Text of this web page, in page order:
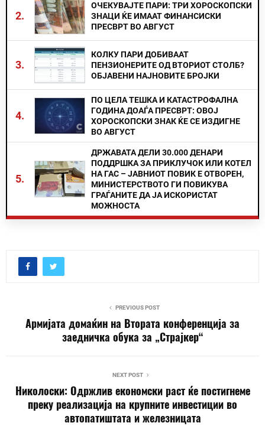
2.
ОЧЕКУВАЈТЕ ПАРИ: ТРИ ХОРОСКОПСКИ
ЗНАЦИ ЌЕ ИМААТ ФИНАНСИСКИ
ПРЕСВРТ ВО АВГУСТ
3.
КОЛКУ ПАРИ ДОБИВААТ
ПЕНЗИОНЕРИТЕ ОД ВТОРИОТ СТОЛБ?
ОБЈАВЕНИ НАЈНОВИТЕ БРОЈКИ
4.
ПО ЦЕЛА ТЕШКА И КАТАСТРОФАЛНА
ГОДИНА ДОАЃА ПРЕСВРТ: ОВОЈ
ХОРОСКОПСКИ ЗНАК ЌЕ СЕ ИЗДИГНЕ
ВО АВГУСТ
5.
ДРЖАВАТА ДЕЛИ 30.000 ДЕНАРИ
ПОДДРШКА ЗА ПРИКЛУЧОК ИЛИ КОТЕЛ
НА ГАС – ЈАВНИОТ ПОВИК Е ОТВОРЕН,
МИНИСТЕРСТВОТО ГИ ПОВИКУВА
ГРАЃАНИТЕ ДА ЈА ИСКОРИСТАТ
МОЖНОСТА
PREVIOUS POST
Армијата домаќин на Втората конференција за
заедничка обука за „Страјкер“
NEXT POST
Николоски: Одржлив економски раст ќе постигнеме
преку реализација на крупните инвестиции во
автопатиштата и железницата